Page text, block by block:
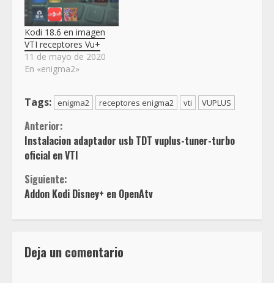
Kodi 18.6 en imagen
VTI receptores Vu+
11 de mayo de 2020
En «enigma2»
Tags: enigma2 receptores enigma2 vti VUPLUS
Sigue
leyendo
Anterior:
Instalacion adaptador usb TDT vuplus-tuner-turbo
oficial en VTI
Siguiente:
Addon Kodi Disney+ en OpenAtv
Deja un comentario